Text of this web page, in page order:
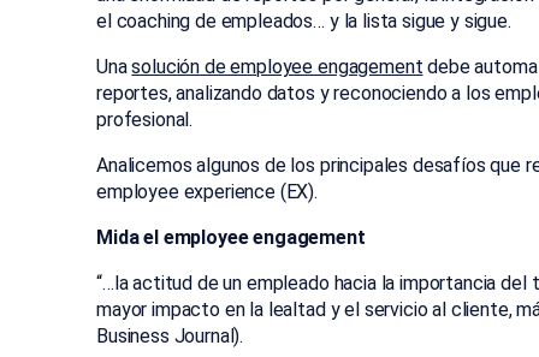
el coaching de empleados… y la lista sigue y sigue.
Unasolución de employee engagement debe
reportes, analizando datos y reconociendo a los
profesional.
Analicemos algunos de los principales desafíos que
employee experience (EX).
Mida el employee engagement
“…la actitud de un empleado hacia la importancia
mayor impacto en la lealtad y el servicio al cliente,
Business Journal).